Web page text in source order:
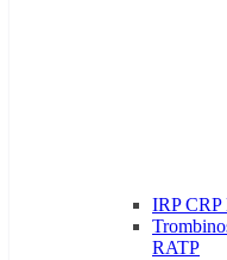
IRP CRP
RATP